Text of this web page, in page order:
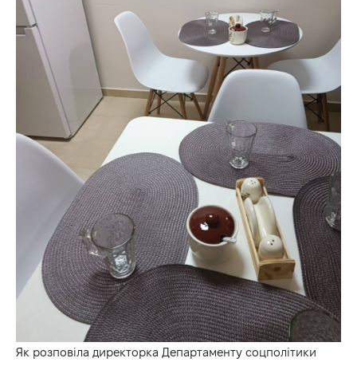
Як розповіла директорка Департаменту соцполітики